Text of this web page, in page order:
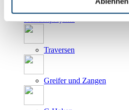
Traversen
Greifer und Zangen